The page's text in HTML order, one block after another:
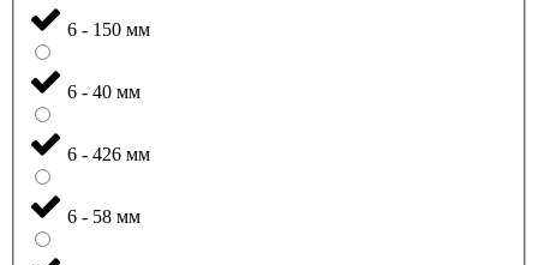
6 - 150 мм
6 - 40 мм
6 - 426 мм
6 - 58 мм